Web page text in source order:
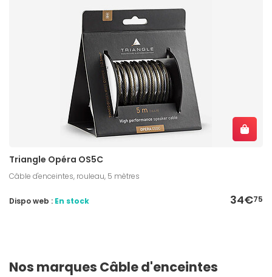
Triangle Opéra OS5C
Câble d'enceintes, rouleau, 5 mètres
34€75
Dispo web : En stock
Nos marques Câble d'enceintes